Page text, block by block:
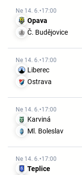
Ne 14. 6. 17:00
Opava
Č. Budějovice
Ne 14. 6. 17:00
Liberec
Ostrava
Ne 14. 6. 17:00
Karviná
Ml. Boleslav
Ne 14. 6. 17:00
Teplice